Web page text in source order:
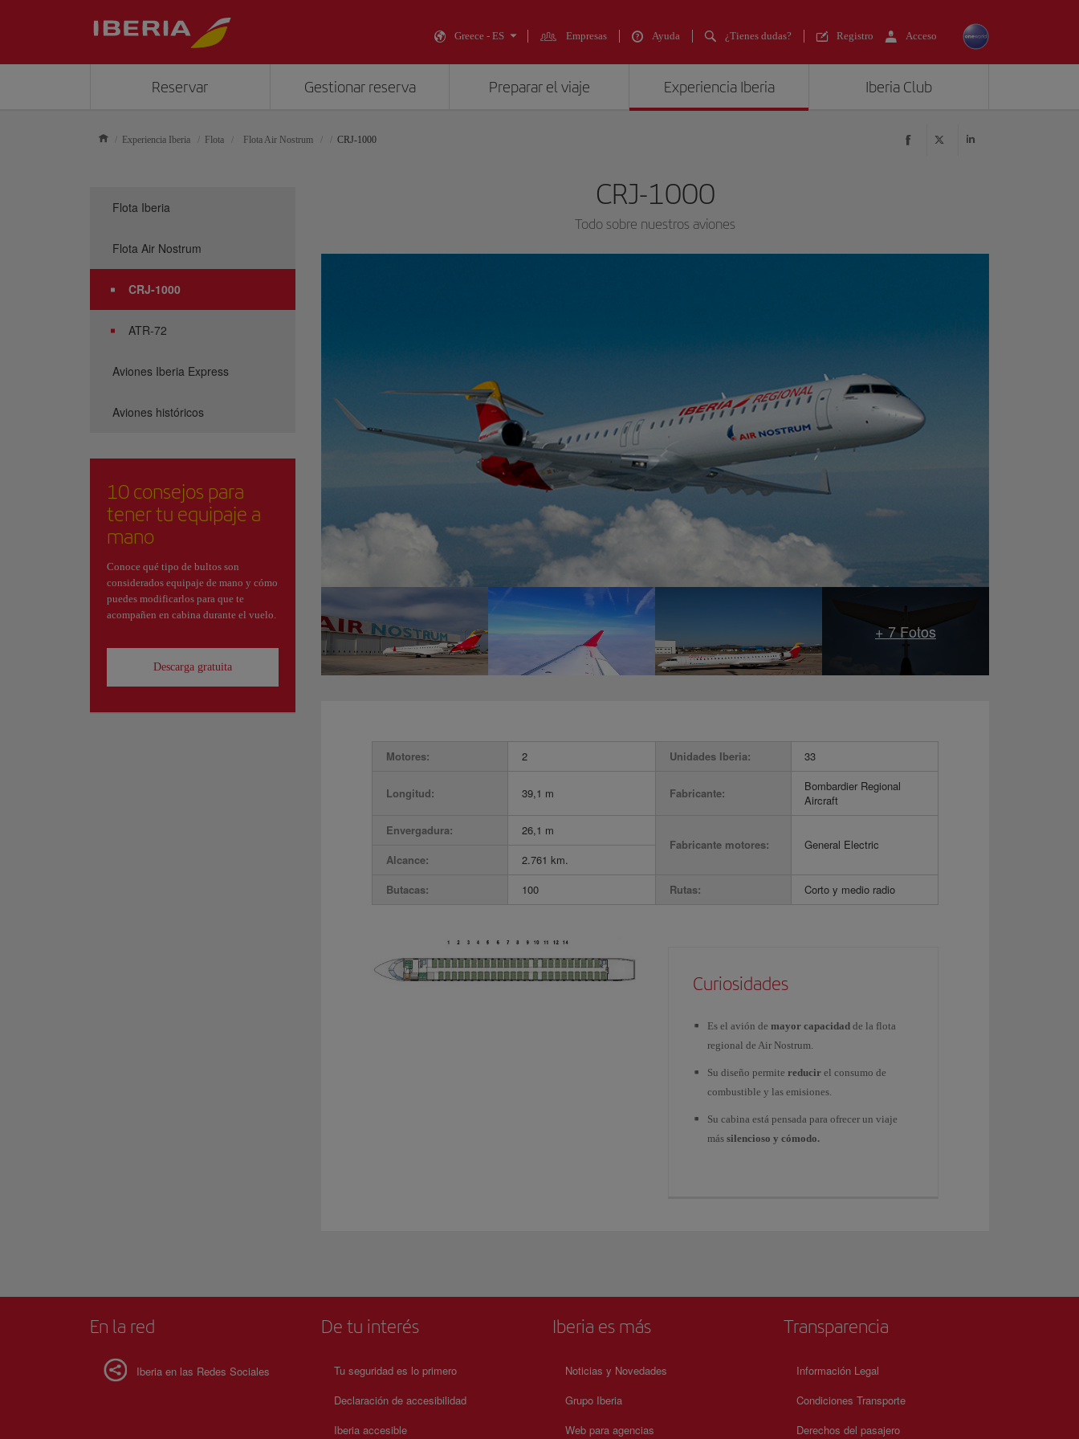
Greece - ES Empresas Ayuda ¿Tienes dudas? Registro Acceso
Reservar Gestionar reserva Preparar el viaje Experiencia Iberia Iberia Club
Experiencia Iberia Flota Flota Air Nostrum CRJ-1000
CRJ-1000
Todo sobre nuestros aviones
Motores: 2 Unidades Iberia: 33
Longitud: 39,1 m Fabricante:
Bombardier Regional
Aircraft
Envergadura:
26,1 m
Fabricante motores:
General Electric
Alcance:
2.761 km.
Butacas:
100 Rutas: Corto y medio radio
Curiosidades
Es el avión de mayor capacidad de la flota
regional de Air Nostrum.
Su diseño permite reducir el consumo de
combustible y las emisiones.
Su cabina está pensada para ofrecer un viaje
más silencioso y cómodo.
Flota Iberia
Flota Air Nostrum
CRJ-1000
ATR-72
Aviones Iberia Express
Aviones históricos
10 consejos para
tener tu equipaje a
mano
Conoce qué tipo de bultos son
considerados equipaje de mano y cómo
puedes modificarlos para que te
acompañen en cabina durante el vuelo.
Descarga gratuita
En la red
Iberia en las Redes Sociales
De tu interés
Tu seguridad es lo primero
Declaración de accesibilidad
Iberia accesible
Iberia es más
Noticias y Novedades
Grupo Iberia
Web para agencias
Transparencia
Información Legal
Condiciones Transporte
Derechos del pasajero